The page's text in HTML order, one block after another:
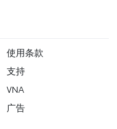
使用条款
支持
VNA
广告